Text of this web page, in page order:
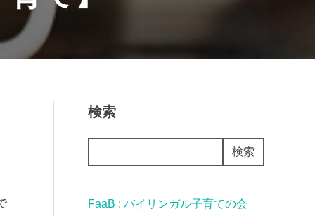
検索
検索
FaaB : バイリンガル子育ての会